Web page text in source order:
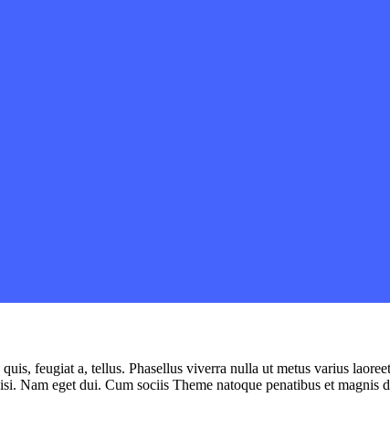
feugiat a, tellus. Phasellus viverra nulla ut metus varius
Nam eget dui. Cum sociis Theme natoque penatibus et magnis